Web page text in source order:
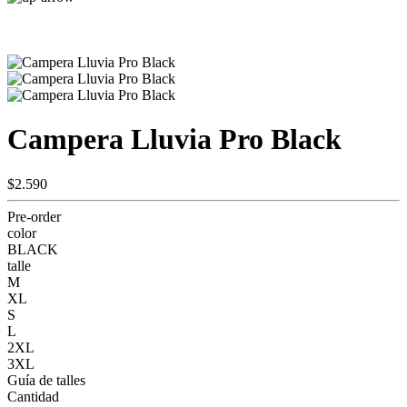
Campera Lluvia Pro Black
$2.590
Pre-order
color
BLACK
talle
M
XL
S
L
2XL
3XL
Guía de talles
Cantidad